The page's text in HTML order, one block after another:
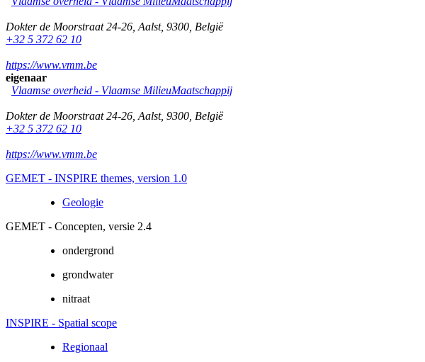
Dokter de Moorstraat 24-26 Aalst, 9300 België
+32 5 372 62 10
https://www.vmm.be
eigenaar
Vlaamse overheid - Vlaamse MilieuMaatschappij
Dokter de Moorstraat 24-26 Aalst, 9300 België
+32 5 372 62 10
https://www.vmm.be
GEMET - INSPIRE themes, version 1.0
Geologie
GEMET - Concepten, versie 2.4
ondergrond
grondwater
nitraat
INSPIRE - Spatial scope
Regionaal